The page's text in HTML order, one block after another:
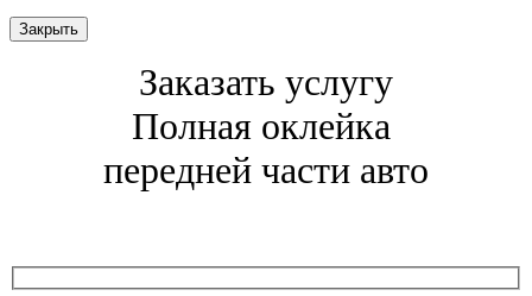
Закрыть
Заказать услугу
Полная оклейка
передней части авто